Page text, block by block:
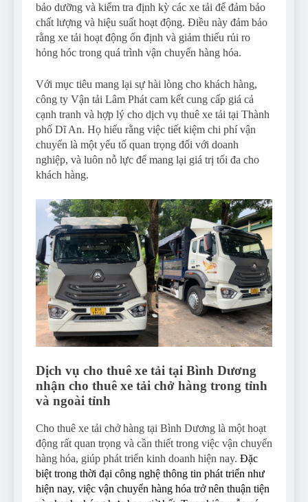
bảo dưỡng và kiểm tra định kỳ các xe tải để đảm bảo
chất lượng và hiệu suất hoạt động. Điều này đảm bảo
rằng xe tải hoạt động ổn định và giảm thiểu rủi ro
hỏng hóc trong quá trình vận chuyển hàng hóa.
Với mục tiêu mang lại sự hài lòng cho khách hàng,
công ty Vận tải Lâm Phát cam kết cung cấp giá cả
cạnh tranh và hợp lý cho dịch vụ thuê xe tải tại Thành
phố Dĩ An. Họ hiểu rằng việc tiết kiệm chi phí vận
chuyển là một yếu tố quan trọng đối với doanh
nghiệp, và luôn nỗ lực để mang lại giá trị tối đa cho
khách hàng.
Dịch vụ cho thuê xe tải tại Bình Dương
nhận cho thuê xe tải chở hàng trong tỉnh
và ngoài tỉnh
Cho thuê xe tải chở hàng tại Bình Dương là một hoạt
động rất quan trọng và cần thiết trong việc vận chuyển
hàng hóa, giúp phát triển kinh doanh hiện nay. Đặc
biệt trong thời đại công nghệ thông tin phát triển như
hiện nay, việc vận chuyển hàng hóa trở nên thuận tiện